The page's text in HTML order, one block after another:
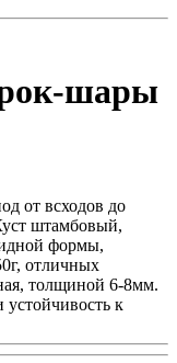
шары
от всходов до
штамбовый,
формы,
отличных
толщиной 6-8мм.
к